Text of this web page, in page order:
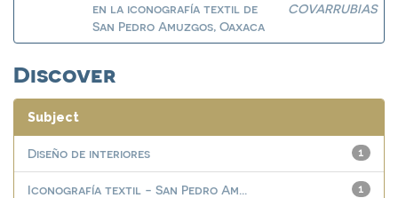
en la iconografía textil de
San Pedro Amuzgos, Oaxaca
COVARRUBIAS
Discover
Subject
1
Diseño de interiores
1
Iconografía textil - San Pedro Am...